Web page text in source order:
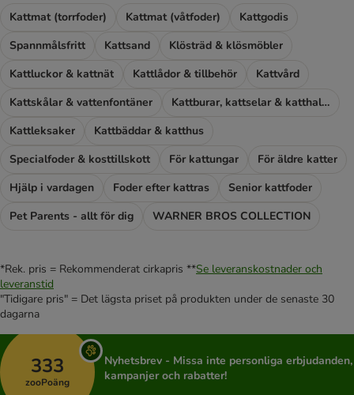
Kattmat (torrfoder) Kattmat (våtfoder)
Kattgodis
Spannmålsfritt
Kattsand
Klösträd & klösmöbler
Kattluckor & kattnät
Kattlådor & tillbehör
Kattvård
Kattskålar & vattenfontäner
Kattburar, kattselar & katthalsband
Kattleksaker
Kattbäddar & katthus
Specialfoder & kosttillskott
För kattungar
För äldre katter
Hjälp i vardagen
Foder efter kattras
Senior kattfoder
Pet Parents - allt för dig
WARNER BROS COLLECTION
*Rek. pris = Rekommenderat cirkapris **Se leveranskostnader och
leveranstid
"Tidigare pris" = Det lägsta priset på produkten under de senaste 30
dagarna
333
zooPoäng
Nyhetsbrev - Missa inte personliga erbjudanden,
kampanjer och rabatter!